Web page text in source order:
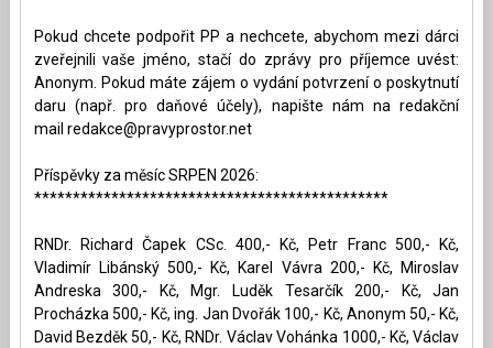
Pokud chcete podpořit PP a nechcete, abychom mezi dárci
zveřejnili vaše jméno, stačí do zprávy pro příjemce uvést:
Anonym. Pokud máte zájem o vydání potvrzení o poskytnutí
daru (např. pro daňové účely), napište nám na redakční
mail redakce@pravyprostor.net
Příspěvky za měsíc SRPEN 2026:
**********************************************
RNDr. Richard Čapek CSc. 400,- Kč, Petr Franc 500,- Kč,
Vladimír Libánský 500,- Kč, Karel Vávra 200,- Kč, Miroslav
Andreska 300,- Kč, Mgr. Luděk Tesarčík 200,- Kč, Jan
Procházka 500,- Kč, ing. Jan Dvořák 100,- Kč, Anonym 50,- Kč,
David Bezděk 50,- Kč, RNDr. Václav Vohánka 1000,- Kč, Václav